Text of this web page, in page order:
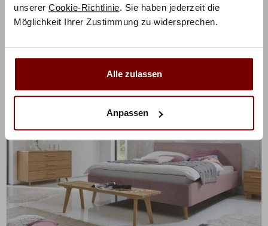
unserer Cookie-Richtlinie. Sie haben jederzeit die
Möglichkeit Ihrer Zustimmung zu widersprechen.
Alle zulassen
Anpassen
Mit Vorkassenur1.300,05€
Preisbeispiel 140x200 cm